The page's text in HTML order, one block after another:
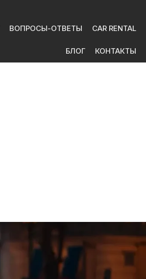
ВОПРОСЫ-ОТВЕТЫ CAR RENTAL
БЛОГ КОНТАКТЫ